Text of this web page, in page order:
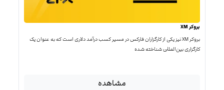
بروکر XM
بروکر XM نیز یکی از کارگزاران فارکس در مسیر کسب درآمد دلاری است که به عنوان یک
کارگزاری بین‌المللی شناخته شده
مشاهده